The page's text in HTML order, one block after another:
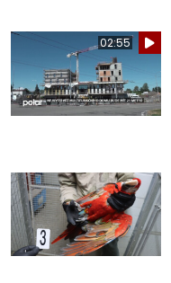
02:55